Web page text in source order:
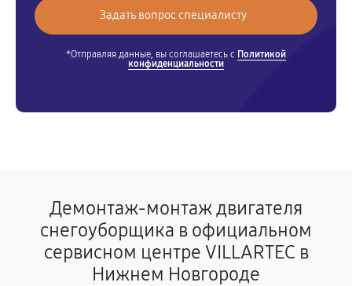
*Отправляя данные, вы соглашаетесь с Политикой
конфиденциальности
Демонтаж-монтаж двигателя
снегоуборщика в официальном
сервисном центре VILLARTEC в
Нижнем Новгороде